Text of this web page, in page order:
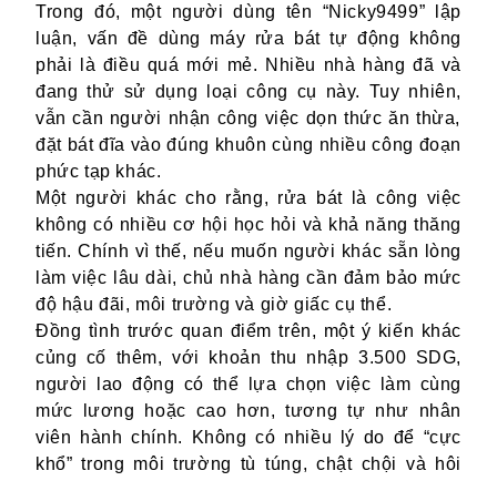
Trong đó, một người dùng tên “Nicky9499” lập
luận, vấn đề dùng máy rửa bát tự động không
phải là điều quá mới mẻ. Nhiều nhà hàng đã và
đang thử sử dụng loại công cụ này. Tuy nhiên,
vẫncần người nhận công việc dọn thức ăn thừa,
đặt bát đĩa vào đúng khuôn cùng nhiều công đoạn
phức tạp khác.
Một người khác cho rằng, rửa bát là công việc
không có nhiềucơ hội học hỏi và khả năng thăng
tiến. Chính vì thế, nếu muốn người khác sẵn lòng
làm việc lâu dài, chủ nhà hàng cần đảm bảo mức
độ hậu đãi, môi trường và giờ giấc cụ thể.
Đồng tình trước quan điểm trên, một ý kiến khác
củng cố thêm, với khoản thu nhập3.500 SDG,
người lao động có thể lựa chọnviệc làm cùng
mức lương hoặc cao hơn,tương tự như nhân
viên
hành chính. Không có nhiều lý do để “cực
khổ” trong môi trường tù túng, chật chội và hôi